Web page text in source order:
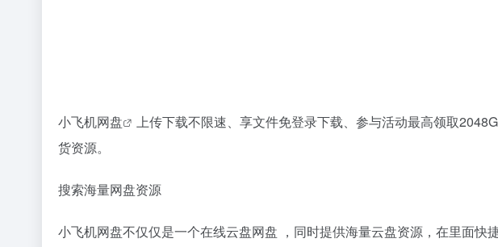
小飞机网盘
上传下载不限速、享文件免登录下载、参与活动最高领取
货资源。
搜索海量网盘资源
小飞机网盘不仅仅是一个在线云盘网盘 ，同时提供海量云盘资源，在里面快